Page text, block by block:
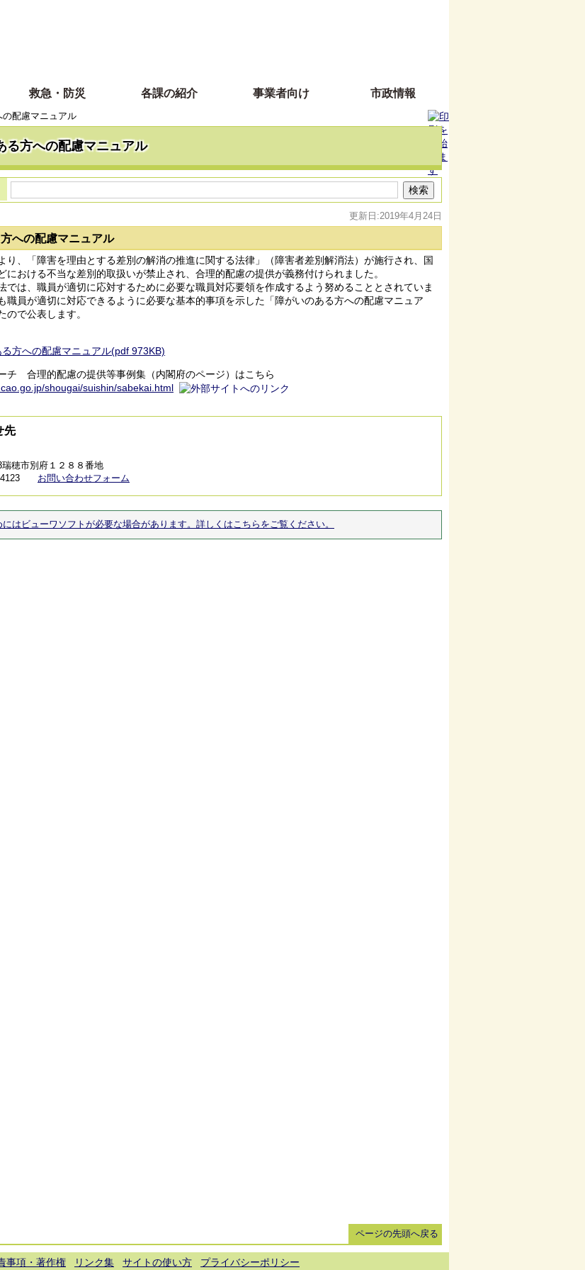
救急・防災 各課の紹介 事業者向け 市政情報
配慮マニュアル
る方への配慮マニュアル
更新日:2019年4月24日
への配慮マニュアル
、「障害を理由とする差別の解消の推進に関する法律」（障害者差別解消法）が施行され、国
における不当な差別的取扱いが禁止され、合理的配慮の提供が義務付けられました。
は、職員が適切に応対するために必要な職員対応要領を作成するよう努めることとされていま
職員が適切に対応できるように必要な基本的事項を示した「障がいのある方への配慮マニュア
ので公表します。
方への配慮マニュアル(pdf 973KB)
合理的配慮の提供等事例集（内閣府のページ）はこちら
shougai/suishin/sabekai.html
先
穂市別府１２８８番地
お問い合わせフォーム
はビューワソフトが必要な場合があります。詳しくはこちらをご覧ください。
ページの先頭へ戻る
事項・著作権 リンク集 サイトの使い方 プライバシーポリシー